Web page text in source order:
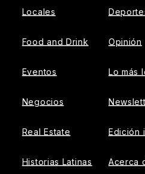
Locales
Food and Drink
Eventos
Negocios
Real Estate
Historias Latinas
Opinión
Lo más
Edición
Acerca